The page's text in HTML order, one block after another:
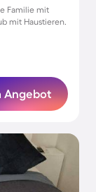
Familie mit
mit Haustieren.
Angebot